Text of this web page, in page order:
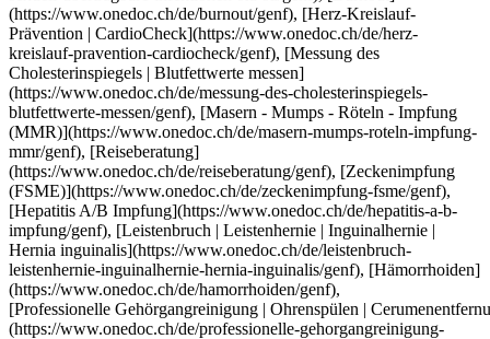
Inguinalhernie | Hernia inguinalis](https://www.onedoc.ch/de/leistenbruch-leistenhernie-inguinalhernie-hernia-inguinalis/genf), [Hämorrhoiden](https://www.onedoc.ch/de/hamorrhoiden/genf), [Professionelle Gehörgangreinigung | Ohrenspülen | Cerumenentfernung](https://www.onedoc.ch/de/professionelle-gehorgangreinigung-ohrenspulen-cerumenentfernung/genf), [Erektile Dysfunktion (ED) | Potenzstörung | Erektionsstörung | Impotenz](https://www.onedoc.ch/de/erektile-dysfunktion-ed-potenzstorung-erektionsstorung-impotenz/genf), [Libidostörung | Libidoverlust | Sexuelle Funktionsstörung | Hyposexualität | Sexuelle Inappetenz](https://www.onedoc.ch/de/libidostorung-libidoverlust-sexuelle-funktionsstorung-hyposexualitat-sexuelle-inappetenz/genf), [Kopfschmerzen und Migräne](https://www.onedoc.ch/de/kopfschmerzen-und-migrane/genf), [Verkehrsmedizinische Kontrolluntersuchung STUFE 1](https://www.onedoc.ch/de/verkehrsmedizinische-kontrolluntersuchung-stufe-1/genf), [Verkehrsmedizinische Kontrolluntersuchung STUFE 2](https://www.onedoc.ch/de/verkehrsmedizinische-kontrolluntersuchung-stufe-2/genf)Mehr anzeigen Expertisen:[Vorsorgeuntersuchung | Check up](https://www.onedoc.ch/de/vorsorgeuntersuchung-check-up/genf), [Hausärztlicher Notfall](https://www.onedoc.ch/de/hausarztlicher-notfall/genf), [Blutentnahme | Blutprobe](https://www.onedoc.ch/de/blutentnahme-blutprobe/genf), [Grippe | Influenza | Grippesymptome | Schnupfen](https://www.onedoc.ch/de/grippe-influenza-grippesymptome-schnupfen/genf), [Asthma](https://www.onedoc.ch/de/asthma/genf), [Allergische Rhinitis | Heuschnupfen](https://www.onedoc.ch/de/allergische-rhinitis-heuschnupfen/genf), [Harnwegsinfektion | Zystitis | Blasenentzündung](https://www.onedoc.ch/de/harnwegsinfektion-zystitis-blasenentzundung/genf), [Urintest](https://www.onedoc.ch/de/urintest/genf), [HIV | AIDS](https://www.onedoc.ch/de/hiv-aids/genf), [Sexuell übertragbare Krankheiten | Sexuell übertragbare Infektionen (STD/STI)](https://www.onedoc.ch/de/sexuell-ubertragbare-krankheiten-sexuell-ubertragbare-infektionen-std-sti/genf), [Burnout](https://www.onedoc.ch/de/burnout/genf), [Herz-Kreislauf-Prävention | CardioCheck](https://www.onedoc.ch/de/herz-kreislauf-pravention-cardiocheck/genf), [Messung des Cholesterinspiegels | Blutfettwerte messen](https://www.onedoc.ch/de/messung-des-cholesterinspiegels-blutfettwerte-messen/genf), [Masern - Mumps - Röteln - Impfung (MMR)](https://www.onedoc.ch/de/masern-mumps-roteln-impfung-mmr/genf), [Reiseberatung](https://www.onedoc.ch/de/reiseberatung/genf), [Zeckenimpfung (FSME)](https://www.onedoc.ch/de/zeckenimpfung-fsme/genf), [Hepatitis A/B Impfung](https://www.onedoc.ch/de/hepatitis-a-b-impfung/genf), [Leistenbruch | Leistenhernie | Inguinalhernie | Hernia inguinalis](https://www.onedoc.ch/de/leistenbruch-leistenhernie-inguinalhernie-hernia-inguinalis/genf), [Hämorrhoiden](https://www.onedoc.ch/de/hamorrhoiden/genf), [Professionelle Gehörgangreinigung | Ohrenspülen | Cerumenentfernung](https://www.onedoc.ch/de/professionelle-gehorgangreinigung-ohrenspulen-cerumenentfernung/genf), [Erektile Dysfunktion (ED) | Potenzstörung | Erektionsstörung | Impotenz](https://www.onedoc.ch/de/erektile-dysfunktion-ed-potenzstorung-erektionsstorung-impotenz/genf), [Libidostörung | Libidoverlust | Sexuelle Funktionsstörung | Hyposexualität | Sexuelle Inappetenz](https://www.onedoc.ch/de/libidostorung-libidoverlust-sexuelle-funktionsstorung-hyposexualitat-sexuelle-inappetenz/genf), [Kopfschmerzen und Migräne](https://www.onedoc.ch/de/kopfschmerzen-und-migrane/genf), [Verkehrsmedizinische Kontrolluntersuchung STUFE 1](https://www.onedoc.ch/de/verkehrsmedizinische-kontrolluntersuchung-stufe-1/genf), [Verkehrsmedizinische Kontrolluntersuchung STUFE 2](https://www.onedoc.ch/de/verkehrsmedizinische-kontrolluntersuchung-stufe-2/genf)Mehr anzeigen [![Dr. Anaïs Luya Schmidt, Fachärztin für Allgemeine Innere Medizin in Genf](https://assets.onedoc.ch/images/users/233c8389d0a443b2fd59c38ab2a74d3f36ee3b9f3e2c874f819478038384d005-small.jpg "Dr. Anaïs Luya Schmidt, Fachärztin für Allgemeine Innere Medizin in Genf")](https://www.onedoc.ch/de/facharztin-fur-allgemeine-innere-medizin/genf/p7sj/dr-anais-luya-schmidt) ### [Dr. Anaïs Luya Schmidt](https://www.onedoc.ch/de/facharztin-fur-allgemeine-innere-medizin/genf/p7sj/dr-anais-luya-schmidt) ![Abzeichen, das ein verifiziertes Profil kennzeichnet](https://www.onedoc.ch/assets/images/icons/checkmark.svg) [Fachärztin für Allgemeine Innere Medizin](https://www.onedoc.ch/de/facharzt-fur-allgemeine-innere-medizin/genf) [Cabinet Médical de l'Amandolier](https://www.onedoc.ch/de/medizinisches-zentrum/genf/es7n/cabinet-medical-de-l-amandolier) Route de Chêne 34 1208 Genf ![Dr. Anaïs Luya Schmidt ist bei Réseau Delta angeschlossen](https://assets.onedoc.ch/images/networks/logos/bc7306ac026c686f85d463e96b3cb0053f7de03c9f7a5fae3aa7114a276838ea-small.png) ![Patient mit Minuszeichen, der anzeigt, dass keine neuen Patienten angenommen werden](https://www.onedoc.ch/assets/images/icons/no-new-patients.svg)Akzeptiert keine neuen Patienten [Termin buchen](https://www.onedoc.ch/de/facharztin-fur-allgemeine-innere-medizin/genf/p7sj/dr-anais-luya-schmidt) Expertisen:[Vorsorgeuntersuchung | Check up](https://www.onedoc.ch/de/vorsorgeuntersuchung-check-up/genf), [Kopfschmerzen und Migräne](https://www.onedoc.ch/de/kopfschmerzen-und-migrane/genf)Mehr anzeigen Expertisen:[Vorsorgeuntersuchung | Check up](https://www.onedoc.ch/de/vorsorgeuntersuchung-check-up/genf), [Kopfschmerzen und Migräne](https://www.onedoc.ch/de/kopfschmerzen-und-migrane/genf)Mehr anzeigen [![Dr. Jeannette Jimenez Thomet, Fachärztin für Allgemeine Innere Medizin in Chêne-Bourg](https://assets.onedoc.ch/images/users/0ec3eaa7fd4d3efa11b446893f4194bf22d45576d8034b1f339332b52428ad8f-small.png "Dr. Jeannette Jimenez Thomet, Fachärztin für Allgemeine Innere Medizin in Chêne-Bourg")](https://www.onedoc.ch/de/facharztin-fur-allgemeine-innere-medizin/chene-bourg/pcuyw/dr-jeannette-jimenez-thomet) ### [Dr. Jeannette Jimenez Thomet](https://www.onedoc.ch/de/facharztin-fur-allgemeine-innere-medizin/chene-bourg/pcuyw/dr-jeannette-jimenez-thomet) ![Abzeichen, das ein verifiziertes Profil kennzeichnet](https://www.onedoc.ch/assets/images/icons/checkmark.svg) [Fachärztin für Allgemeine Innere Medizin](https://www.onedoc.ch/de/facharzt-fur-allgemeine-innere-medizin/chene-bourg) Cabinet de Dre Jeannette Jimenez Thomet Parc Dinu-Lipatti 1 1225 Chêne-Bourg ![Dr. Jeannette Jimenez Thomet ist bei Réseau Delta angeschlossen](https://assets.onedoc.ch/images/networks/logos/bc7306ac026c686f85d463e96b3cb0053f7de03c9f7a5fae3aa7114a276838ea-small.png) ![Patient mit Pluszeichen, der anzeigt, dass neue Patienten angenommen werden](https://www.onedoc.ch/assets/images/icons/new-patients.svg)Akzeptiert neue Patienten [Termin buchen](https://www.onedoc.ch/de/facharztin-fur-allgemeine-innere-medizin/chene-bourg/pcuyw/dr-jeannette-jimenez-thomet) Expertisen:[Vorsorgeuntersuchung | Check up](https://www.onedoc.ch/de/vorsorgeuntersuchung-check-up/chene-bourg), [Rauchstopp](https://www.onedoc.ch/de/rauchstopp/chene-bourg), [Burnout](https://www.onedoc.ch/de/burnout/chene-bourg), [Gespräch über Polymedikation](https://www.onedoc.ch/de/gesprach-uber-polymedikation/chene-bourg), [Aktualisierung des Impfbuchs](https://www.onedoc.ch/de/aktualisierung-des-impfbuchs/chene-bourg)Mehr anzeigen Expertisen:[Vorsorgeuntersuchung | Check up](https://www.onedoc.ch/de/vorsorgeuntersuchung-check-up/chene-bourg), [Rauchstopp](https://www.onedoc.ch/de/rauchstopp/chene-bourg), [Burnout](https://www.onedoc.ch/de/burnout/chene-bourg), [Gespräch über Polymedikation](https://www.onedoc.ch/de/gesprach-uber-polymedikation/chene-bourg), [Aktualisierung des Impfbuchs](https://www.onedoc.ch/de/aktualisierung-des-impfbuchs/chene-bourg)Mehr anzeigen [![Dr. Andrew Abdel-Sayed, Facharzt für Allgemeine Innere Medizin in Genf](https://assets.onedoc.ch/images/users/8c6e4a1a5ffc77896a6c1bd18b7d3befca29132173dad57fcb87bf8c2cb02b17-small.jpg "Dr. Andrew Abdel-Sayed, Facharzt für Allgemeine Innere Medizin in Genf")](https://www.onedoc.ch/de/facharzt-fur-allgemeine-innere-medizin/genf/p77g/dr-andrew-abdel-sayed) ### [Dr. Andrew Abdel-Sayed](https://www.onedoc.ch/de/facharzt-fur-allgemeine-innere-medizin/genf/p77g/dr-andrew-abdel-sayed) ![Abzeichen, das ein verifiziertes Profil kennzeichnet](https://www.onedoc.ch/assets/images/icons/checkmark.svg) [Facharzt für Allgemeine Innere Medizin](https://www.onedoc.ch/de/facharzt-fur-allgemeine-innere-medizin/genf) [Cabinet Médical de l'Amandolier](https://www.onedoc.ch/de/medizinisches-zentrum/genf/es7n/cabinet-medical-de-l-amandolier) Route de Chêne 34 1208 Genf ![Dr. Andrew Abdel-Sayed ist bei Réseau Delta angeschlossen](https://assets.onedoc.ch/images/networks/logos/bc7306ac026c686f85d463e96b3cb0053f7de03c9f7a5fae3aa7114a276838ea-small.png) ![Patient mit Minuszeichen, der anzeigt, dass keine neuen Patienten angenommen werden](https://www.onedoc.ch/assets/images/icons/no-new-patients.svg)Akzeptiert keine neuen Patienten [Termin buchen](https://www.onedoc.ch/de/facharzt-fur-allgemeine-innere-medizin/genf/p77g/dr-andrew-abdel-sayed) Expertisen:[Vorsorgeuntersuchung | Check up](https://www.onedoc.ch/de/vorsorgeuntersuchung-check-up/genf), [Kopfschmerzen und Migräne](https://www.onedoc.ch/de/kopfschmerzen-und-migrane/genf)Mehr anzeigen Expertisen:[Vorsorgeuntersuchung | Check up](https://www.onedoc.ch/de/vorsorgeuntersuchung-check-up/genf), [Kopfschmerzen und Migräne](https://www.onedoc.ch/de/kopfschmerzen-und-migrane/genf)Mehr anzeigen [![Dr. Elie Badaoui, Facharzt für Allgemeine Innere Medizin in Genf](https://assets.onedoc.ch/images/users/31ff0aa305340f4857cb94082c83f01354b1bc1dbc4953c5f62eaaa715e71d97-small.png "Dr. Elie Badaoui, Facharzt für Allgemeine Innere Medizin in Genf")](https://www.onedoc.ch/de/facharzt-fur-allgemeine-innere-medizin/genf/pgd/dr-elie-badaoui) ### [Dr. Elie Badaoui](https: